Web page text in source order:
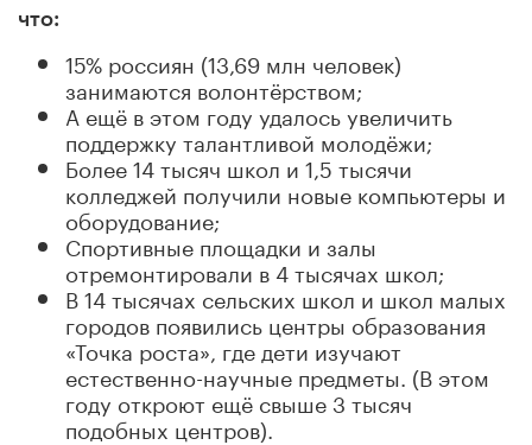
что:
15% россиян (13,69 млн человек)
занимаются волонтёрством;
А ещё в этом году удалось увеличить
поддержку талантливой молодёжи;
Более 14 тысяч школ и 1,5 тысячи
колледжей получили новые компьютеры и
оборудование;
Спортивные площадки и залы
отремонтировали в 4 тысячах школ;
В 14 тысячах сельских школ и школ малых
городов появились центры образования
«Точка роста», где дети изучают
естественно-научные предметы. (В этом
году откроют ещё свыше 3 тысяч
подобных центров).